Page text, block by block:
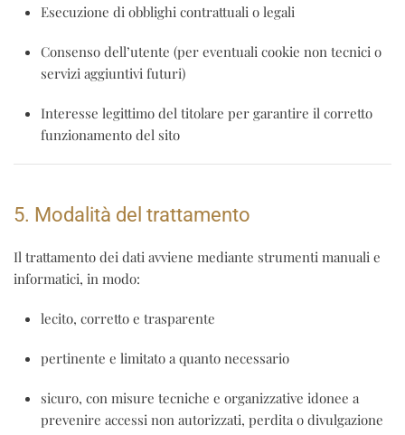
Esecuzione di obblighi contrattuali o legali
Consenso dell’utente (per eventuali cookie non tecnici o
servizi aggiuntivi futuri)
Interesse legittimo del titolare per garantire il corretto
funzionamento del sito
5. Modalità del trattamento
Il trattamento dei dati avviene mediante strumenti manuali e
informatici, in modo:
lecito, corretto e trasparente
pertinente e limitato a quanto necessario
sicuro, con misure tecniche e organizzative idonee a
prevenire accessi non autorizzati, perdita o divulgazione